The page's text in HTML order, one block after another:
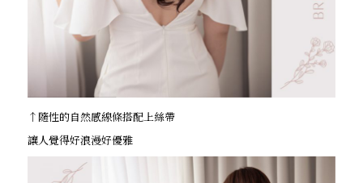
↑隨性的自然感線條搭配上絲帶
讓人覺得好浪漫好優雅